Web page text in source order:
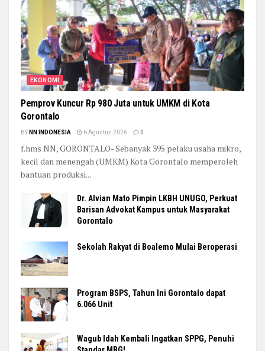
EKONOMI
Pemprov Kuncur Rp 980 Juta untuk UMKM di Kota
Gorontalo
BY NN INDONESIA 6 Agustus 2026 0
f.hms NN, GORONTALO- Sebanyak 395 pelaku usaha mikro,
kecil dan menengah (UMKM) Kota Gorontalo memperoleh
bantuan produksi...
Dr. Alvian Mato Pimpin LKBH UNUGO, Perkuat
Barisan Advokat Kampus untuk Masyarakat
Gorontalo
Sekolah Rakyat di Boalemo Mulai Beroperasi
Program BSPS, Tahun Ini Gorontalo dapat
6.066 Unit
Wagub Idah Kembali Ingatkan SPPG, Penuhi